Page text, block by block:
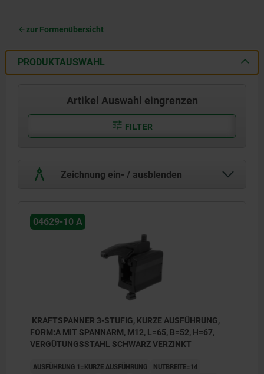
zur Formenübersicht
PRODUKTAUSWAHL
Artikel Auswahl eingrenzen
FILTER
Zeichnung ein- / ausblenden
04629-10 A
KRAFTSPANNER 3-STUFIG, KURZE AUSFÜHRUNG,
FORM:A MIT SPANNARM, M12, L=65, B=52, H=67,
VERGÜTUNGSSTAHL SCHWARZ VERZINKT
AUSFÜHRUNG 1=KURZE AUSFÜHRUNG
NUTBREITE=14